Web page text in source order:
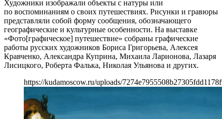
Художники изображали объекты с натуры или
по воспоминаниям о своих путешествиях. Рисунки и гравюры
представляли собой форму сообщения, обозначающего
географические и культурные особенности. На выставке
«Фото[графическое] путешествие» собраны графические
работы русских художников Бориса Григорьева, Алексея
Кравченко, Александра Куприна, Михаила Ларионова, Лазаря
Лисицкого, Роберта Фалька, Николая Ульянова и других.
https://kudamoscow.ru/uploads/